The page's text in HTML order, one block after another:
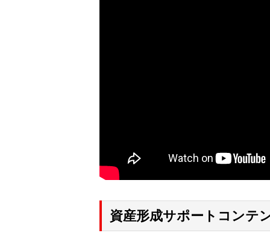
資産形成サポートコンテ